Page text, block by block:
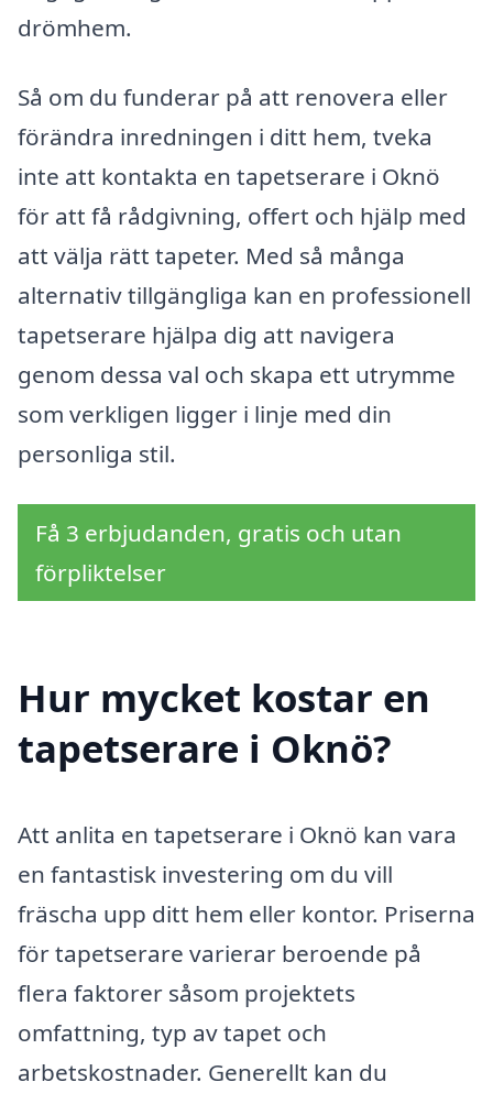
drömhem.
Så om du funderar på att renovera eller
förändra inredningen i ditt hem, tveka
inte att kontakta en tapetserare i Oknö
för att få rådgivning, offert och hjälp med
att välja rätt tapeter. Med så många
alternativ tillgängliga kan en professionell
tapetserare hjälpa dig att navigera
genom dessa val och skapa ett utrymme
som verkligen ligger i linje med din
personliga stil.
Få 3 erbjudanden, gratis och utan
förpliktelser
Hur mycket kostar en
tapetserare i Oknö?
Att anlita en tapetserare i Oknö kan vara
en fantastisk investering om du vill
fräscha upp ditt hem eller kontor. Priserna
för tapetserare varierar beroende på
flera faktorer såsom projektets
omfattning, typ av tapet och
arbetskostnader. Generellt kan du